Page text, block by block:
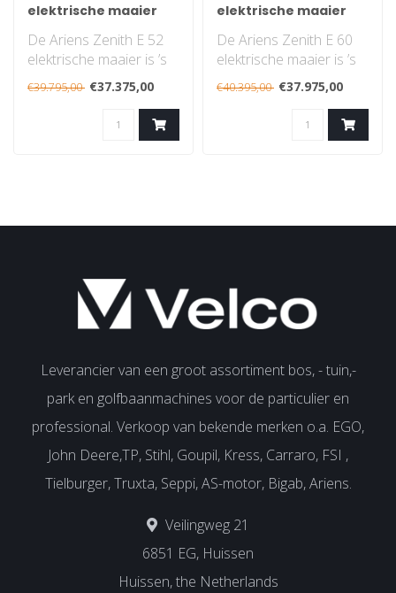
elektrische maaier
De Ariens Zenith E 52
elektrische maaier is ’s
werelds eerste
professionele zi..
€39.795,00 €37.375,00
elektrische maaier
De Ariens Zenith E 60
elektrische maaier is ’s
werelds eerste
professionele zi..
€40.395,00 €37.975,00
Leverancier van een groot assortiment bos, - tuin,-
park en golfbaanmachines voor de particulier en
professional. Verkoop van bekende merken o.a. EGO,
John Deere,TP, Stihl, Goupil, Kress, Carraro, FSI ,
Tielburger, Truxta, Seppi, AS-motor, Bigab, Ariens.
Veilingweg 21
6851 EG, Huissen
Huissen, the Netherlands